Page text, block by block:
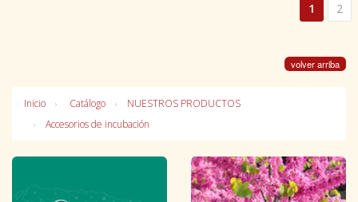
1 2
volver arriba
Inicio Catálogo
NUESTROS PRODUCTOS
Accesorios de incubación